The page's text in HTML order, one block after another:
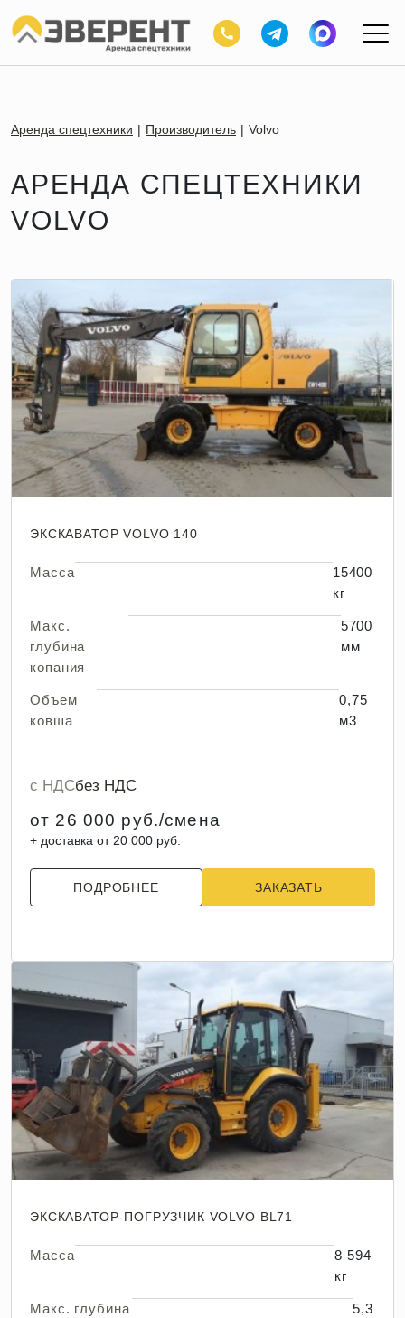
Аренда спецтехники Производитель Volvo
АРЕНДА СПЕЦТЕХНИКИ
VOLVO
ЭКСКАВАТОР VOLVO 140
Масса
15400
кг
Макс.
глубина
копания
5700
мм
Объем
ковша
0,75
м3
с НДСбез НДС
от 26 000 руб./смена
+ доставка от 20 000 руб.
ПОДРОБНЕЕ ЗАКАЗАТЬ
ЭКСКАВАТОР-ПОГРУЗЧИК VOLVO BL71
Масса
8 594
кг
Макс. глубина
5,3